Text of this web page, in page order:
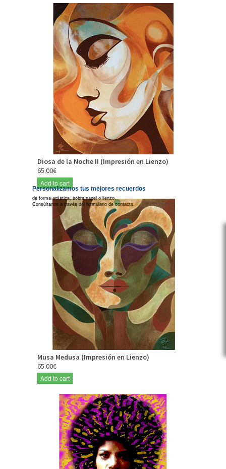
Diosa de la Noche II (Impresión en Lienzo)
65.00€
Add to cart
Musa Medusa (Impresión en Lienzo)
65.00€
Add to cart
Personalizamos tus mejores recuerdos
de forma artística, sobre papel o lienzo.
Consúltanos a través del formulario de contacto.